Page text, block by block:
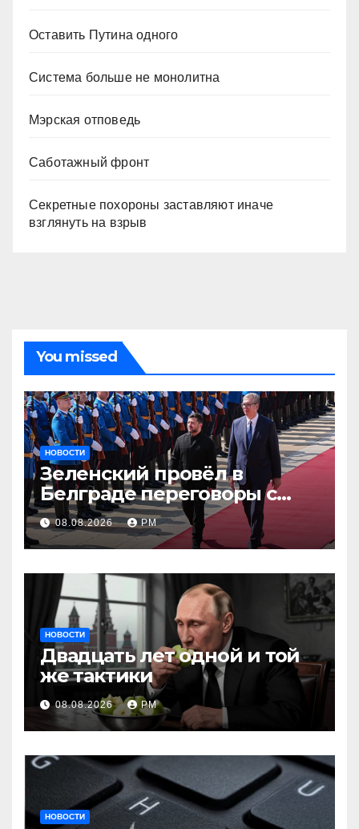
Оставить Путина одного
Система больше не монолитна
Мэрская отповедь
Саботажный фронт
Секретные похороны заставляют иначе
взглянуть на взрыв
You missed
НОВОСТИ
Зеленский провёл в
Белграде переговоры с
Вучичем
08.08.2026 РМ
НОВОСТИ
Двадцать лет одной и той
же тактики
08.08.2026 РМ
НОВОСТИ